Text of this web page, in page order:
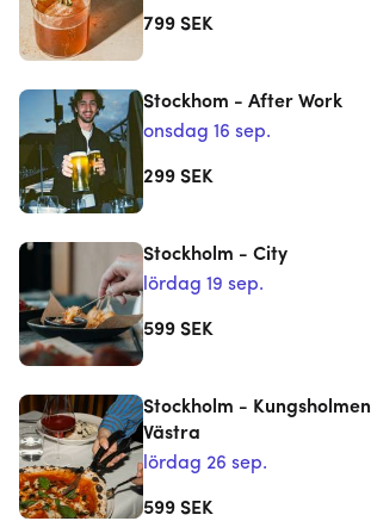
799 SEK
Stockhom - After Work
onsdag 16 sep.
299 SEK
Stockholm - City
lördag 19 sep.
599 SEK
Stockholm - Kungsholmen
Västra
lördag 26 sep.
599 SEK